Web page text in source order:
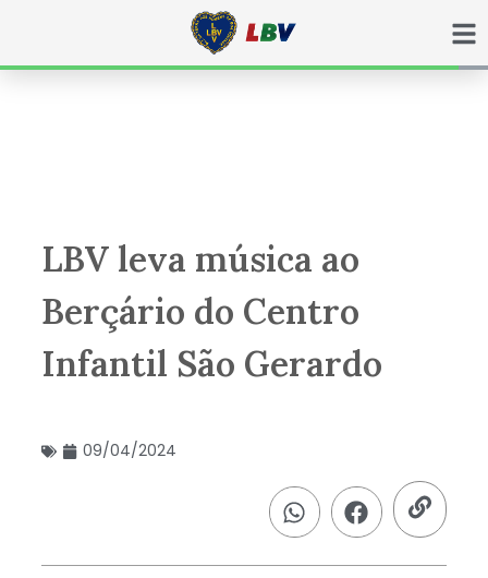
LBV leva música ao
Berçário do Centro
Infantil São Gerardo
09/04/2024